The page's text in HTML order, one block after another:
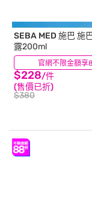
官網不限金額享
SEBA MED 施巴施
露200ml
$228/件
(售價已折)
$380
(11)